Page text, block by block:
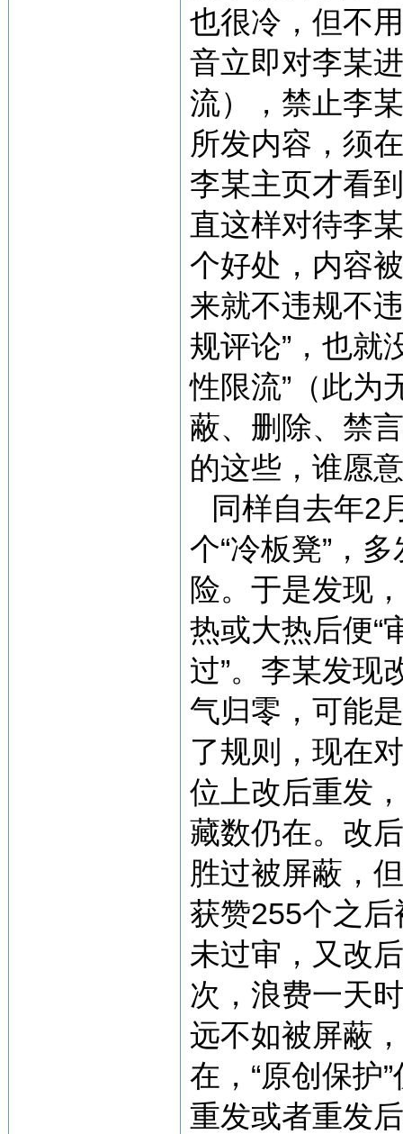
也很冷，但不
音立即对李某
流），禁止李
所发内容，须
李某主页才看
直这样对待李
个好处，内容
来就不违规不
规评论”，也就
性限流”（此为
蔽、删除、禁
的这些，谁愿
同样自去年2
个“冷板凳”，
险。于是发现
热或大热后便“
过”。李某发现
气归零，可能
了规则，现在
位上改后重发
藏数仍在。改
胜过被屏蔽，
获赞255个之后
未过审，又改
次，浪费一天
远不如被屏蔽
在，“原创保护
重发或者重发